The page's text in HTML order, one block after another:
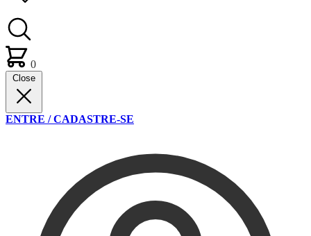
0
Close
ENTRE / CADASTRE-SE